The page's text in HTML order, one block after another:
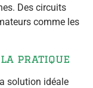
Des circuits
comme les
pratique
solution idéale